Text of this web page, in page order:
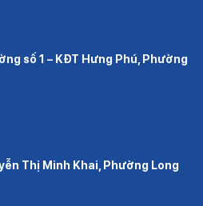
số 1 – KĐT Hưng Phú, Phường
Thị Minh Khai, Phường Long